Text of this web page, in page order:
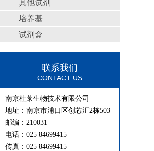
其他试剂
培养基
试剂盒
联系我们
CONTACT US
南京杜莱生物技术有限公司
地址：南京市浦口区创芯汇2栋503
邮编：210031
电话：025 84699415
传真：025 84699415